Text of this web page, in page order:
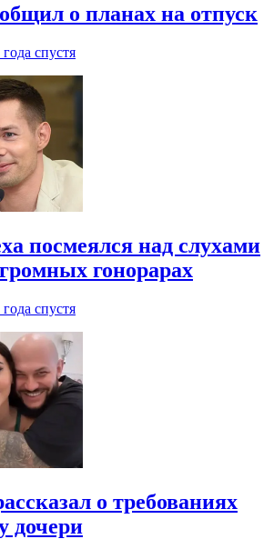
о планах на отпуск
года спустя
посмеялся над слухами
гонорарах
года спустя
о требованиях
дочери